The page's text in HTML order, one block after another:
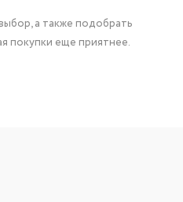
а также подобрать
покупки еще приятнее.